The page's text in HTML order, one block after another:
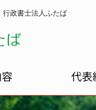
政書士法人ふたば
代表